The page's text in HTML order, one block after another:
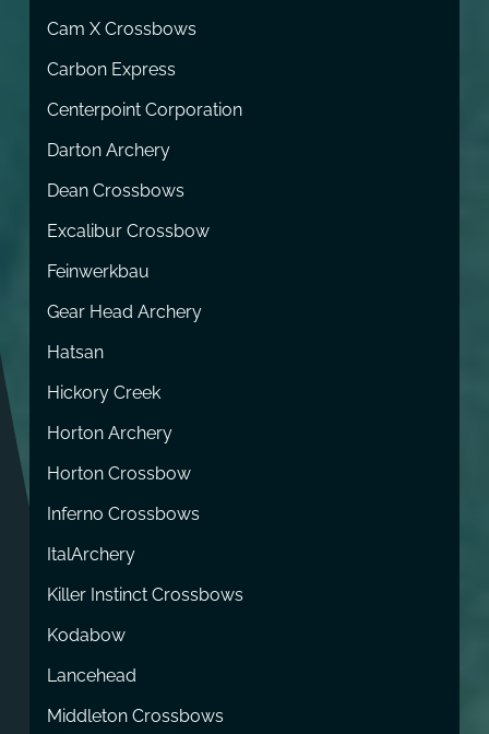
Cam X Crossbows
Carbon Express
Centerpoint Corporation
Darton Archery
Dean Crossbows
Excalibur Crossbow
Feinwerkbau
Gear Head Archery
Hatsan
Hickory Creek
Horton Archery
Horton Crossbow
Inferno Crossbows
ItalArchery
Killer Instinct Crossbows
Kodabow
Lancehead
Middleton Crossbows